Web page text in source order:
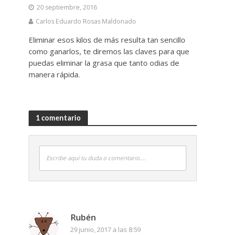
20 septiembre, 2016
Carlos Eduardo Rosas Maldonado
Eliminar esos kilos de más resulta tan sencillo
como ganarlos, te diremos las claves para que
puedas eliminar la grasa que tanto odias de
manera rápida.
1 comentario
Escribe aquí tu duda o comentario....
Rubén
29 junio, 2017 a las 8:59